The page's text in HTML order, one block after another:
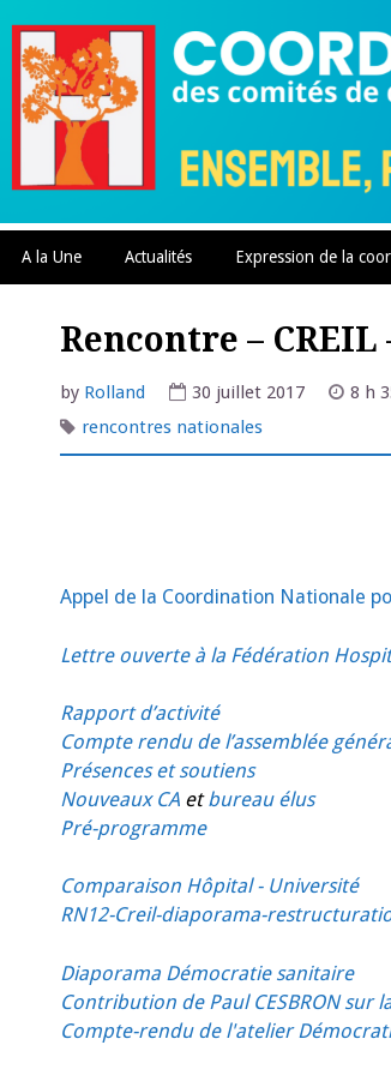
content
A la Une Actualités Expression de la
Rencontre – CREIL
by Rolland 30 juillet 2017 8 h
rencontres nationales
Appel de la Coordination Nationale
Lettre ouverte à la Fédération
Rapport d’activité
Compte rendu de l’assemblée
Présences et soutiens
Nouveaux CA etbureau élus
Pré-programme
Comparaison Hôpital - Université
RN12-Creil-diaporama-
Diaporama Démocratie sanitaire
Contribution de Paul CESBRON sur
Compte-rendu de l'atelier